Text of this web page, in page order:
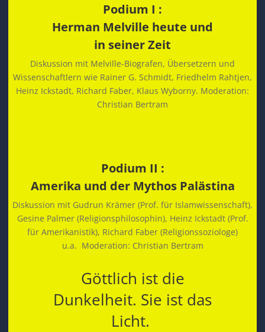
Podium I :
Herman Melville heute und
in seiner Zeit
Diskussion mit Melville-Biografen, Übersetzern und
Wissenschaftlern wie Rainer G. Schmidt, Friedhelm Rahtjen,
Heinz Ickstadt, Richard Faber, Klaus Wyborny. Moderation:
Christian Bertram
Podium II :
Amerika und der Mythos Palästina
Diskussion mit Gudrun Krämer (Prof. für Islamwissenschaft),
Gesine Palmer (Religionsphilosophin), Heinz Ickstadt (Prof.
für Amerikanistik), Richard Faber (Religionssoziologe)
u.a. Moderation: Christian Bertram
Göttlich ist die
Dunkelheit. Sie ist das
Licht.